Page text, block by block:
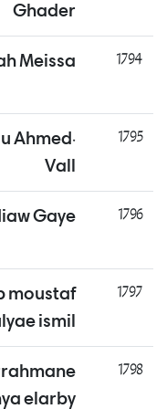
Ghader
Dah Meissa
Medou Ahmed.
Ridiaw Gaye
Taleb moustaf
Moulyae ismil
Abderrahmane
Yahya elarby